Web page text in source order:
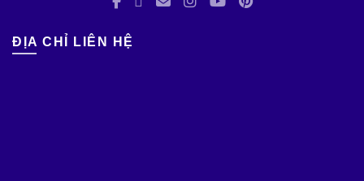
ĐỊA CHỈ LIÊN HỆ